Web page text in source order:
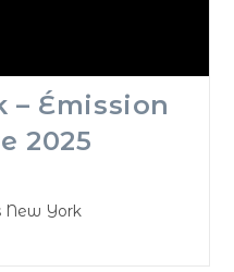
– Émission
2025
New York